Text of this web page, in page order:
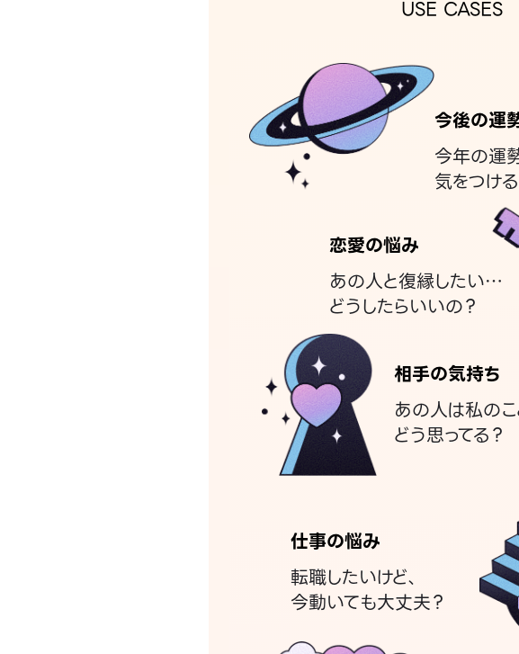
USE CASES
今後の運
今年の運
気をつけ
恋愛の悩み
あの人と復縁したい…
どうしたらいいの？
相手の気持ち
あの人は私の
どう思ってる？
仕事の悩み
転職したいけど、
今動いても大丈夫？